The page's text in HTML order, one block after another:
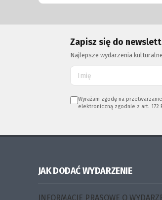
Zapisz się do
Najlepsze wydarzenia
Wyrażam zgodę na
elektroniczną zgodnie z art. 172
JAK DODAĆ WYDARZENIE
INFORMACJE PRASOWE O